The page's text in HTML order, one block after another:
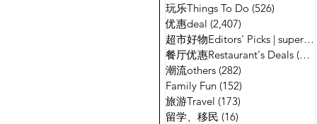
玩乐Things To Do (526)
优惠deal (2,407)
超市好物Editors' Picks | supermarket
餐厅优惠Restaurant's Deals (134)
潮流others (282)
Family Fun (152)
旅游Travel (173)
留学、移民 (16)